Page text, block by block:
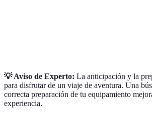
💡 Aviso de Experto: La anticipación y la
para disfrutar de un viaje de aventura. Una
correcta preparación de tu equipamiento
experiencia.